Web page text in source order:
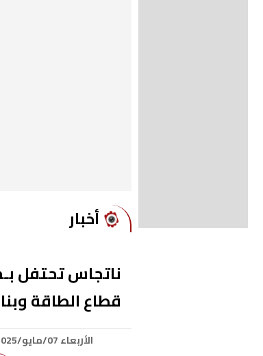
أخبار
قطاع الطاقة
الأربعاء 07/مايو/2025 - 10:38 ص